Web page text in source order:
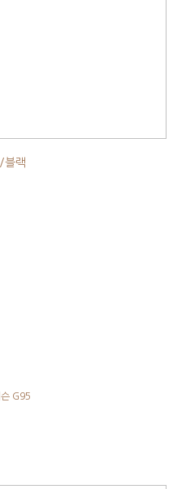
블랙
G95